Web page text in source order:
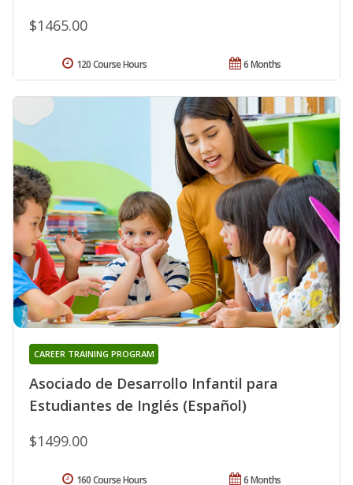
$1465.00
6 Months
120 Course Hours
Asociado de Desarrollo Infantil para
Estudiantes de Inglés (Español)
CAREER TRAINING PROGRAM
$1499.00
6 Months
160 Course Hours